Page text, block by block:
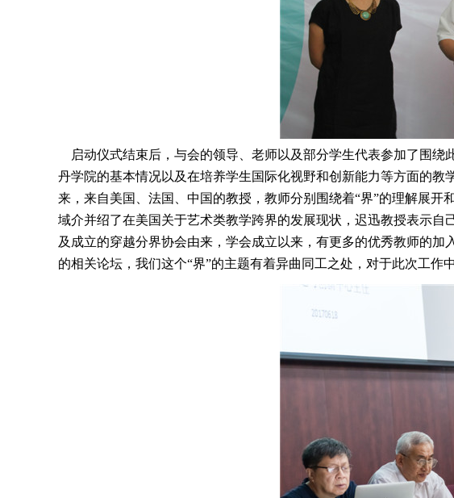
启动仪式结束后，与会的领导、老师以及部分学生代表参加了围绕
丹学院的基本情况以及在培养学生国际化视野和创新能力等方面的
来，来自美国、法国、中国的教授，教师分别围绕着“界”的理解展
域介并绍了在美国关于艺术类教学跨界的发展现状，迟迅教授表示
及成立的穿越分界协会由来，学会成立以来，有更多的优秀教师的加
的相关论坛，我们这个“界”的主题有着异曲同工之处，对于此次工作